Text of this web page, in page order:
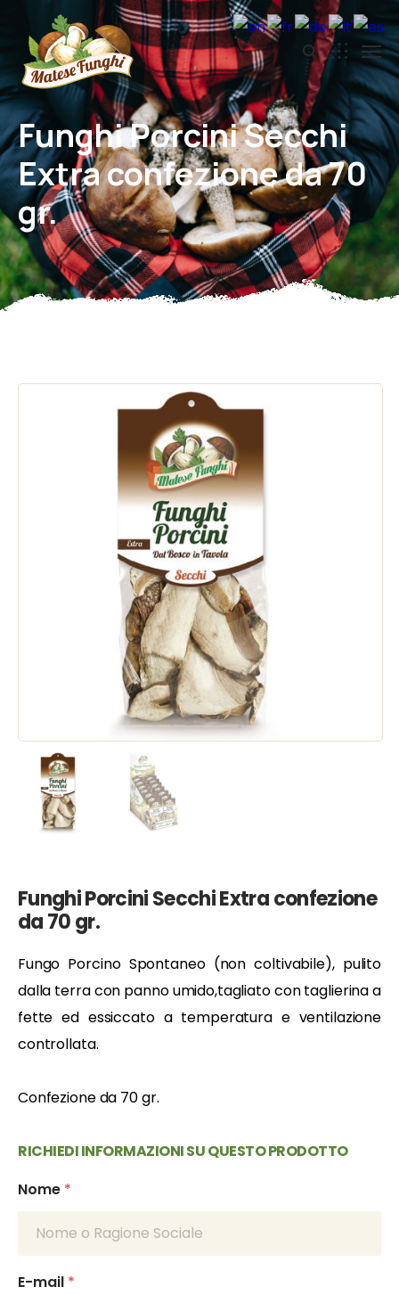
Funghi Porcini Secchi
Extra confezione da 70
gr.
Funghi Porcini Secchi Extra confezione
da 70 gr.
Fungo Porcino Spontaneo (non coltivabile), pulito
dalla terra con panno umido,tagliato con taglierina a
fette ed essiccato a temperatura e ventilazione
controllata.
Confezione da 70 gr.
RICHIEDI INFORMAZIONI SU QUESTO PRODOTTO
Nome *
E-mail *